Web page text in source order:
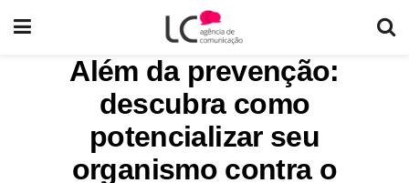
Além da prevenção:
descubra como
potencializar seu
organismo contra o